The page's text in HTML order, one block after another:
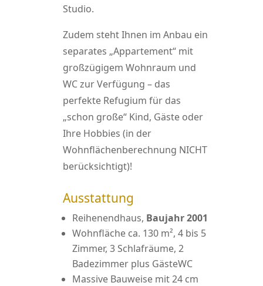
Studio.
Zudem steht Ihnen im Anbau ein
separates „Appartement“ mit
großzügigem Wohnraum und
WC zur Verfügung – das
perfekte Refugium für das
„schon große“ Kind, Gäste oder
Ihre Hobbies (in der
Wohnflächenberechnung NICHT
berücksichtigt)!
Ausstattung
Reihenendhaus, Baujahr 2001
Wohnfläche ca. 130 m², 4 bis 5
Zimmer, 3 Schlafräume, 2
Badezimmer plus GästeWC
Massive Bauweise mit 24 cm